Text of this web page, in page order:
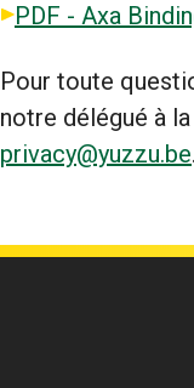
PDF - Axa
Pour toute
notre délégué à
privacy@yuzzu.be.